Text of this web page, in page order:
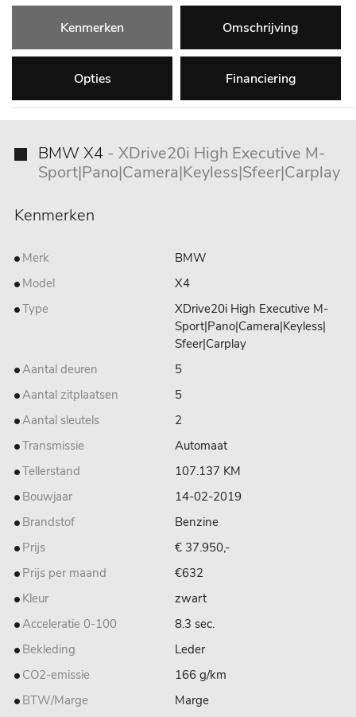
Kenmerken Omschrijving
Opties Financiering
BMW X4 - XDrive20i High Executive M-
Sport|Pano|Camera|Keyless|Sfeer|Carplay
Kenmerken
Merk
BMW
Model
X4
Type
XDrive20i High Executive M-
Sport|Pano|Camera|Keyless|
Sfeer|Carplay
Aantal deuren
5
Aantal zitplaatsen
5
Aantal sleutels
2
Transmissie
Automaat
Tellerstand
107.137 KM
Bouwjaar
14-02-2019
Brandstof
Benzine
Prijs
€ 37.950,-
Prijs per maand
€632
Kleur
zwart
Acceleratie 0-100
8.3 sec.
Bekleding
Leder
CO2-emissie
166 g/km
BTW/Marge
Marge